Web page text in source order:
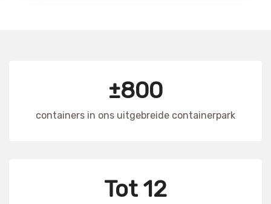
±800
containers in ons uitgebreide containerpark
Tot 12